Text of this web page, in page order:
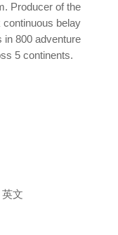
Producer of the
belay
in 800 adventure
5 continents.
文